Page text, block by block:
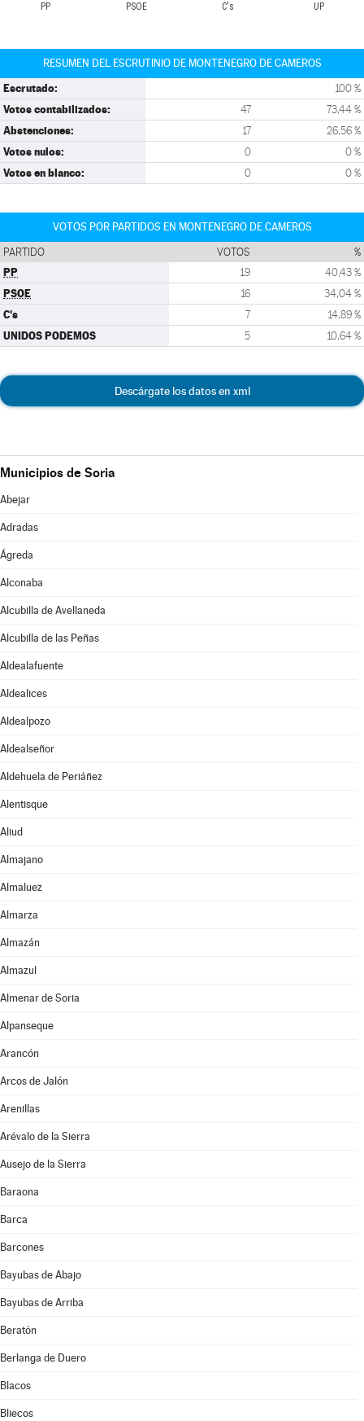
PP PSOE C's UP
RESUMEN DEL ESCRUTINIO DE MONTENEGRO DE CAMEROS
Escrutado: 100 %
Votos contabilizados: 47 73,44 %
Abstenciones: 17 26,56 %
Votos nulos: 0 0 %
Votos en blanco: 0 0 %
VOTOS POR PARTIDOS EN MONTENEGRO DE CAMEROS
PARTIDO VOTOS %
PP 19 40,43 %
PSOE 16 34,04 %
C's 7 14,89 %
UNIDOS PODEMOS 5 10,64 %
Descárgate los datos en xml
Municipios de Soria
Abejar
Adradas
Ágreda
Alconaba
Alcubilla de Avellaneda
Alcubilla de las Peñas
Aldealafuente
Aldealices
Aldealpozo
Aldealseñor
Aldehuela de Periáñez
Alentisque
Aliud
Almajano
Almaluez
Almarza
Almazán
Almazul
Almenar de Soria
Alpanseque
Arancón
Arcos de Jalón
Arenillas
Arévalo de la Sierra
Ausejo de la Sierra
Baraona
Barca
Barcones
Bayubas de Abajo
Bayubas de Arriba
Beratón
Berlanga de Duero
Blacos
Bliecos